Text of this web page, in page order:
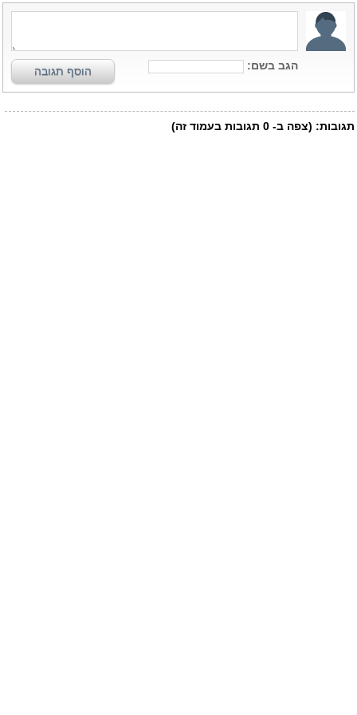
הגב בשם: הוסף תגובה
תגובות: (צפה ב- 0 תגובות בעמוד זה)